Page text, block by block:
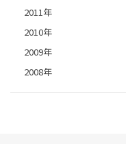
2011年
2010年
2009年
2008年